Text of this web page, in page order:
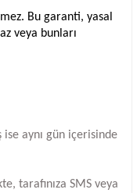
Bu garanti, yasal
veya bunları
aynı gün içerisinde
tarafınıza SMS veya